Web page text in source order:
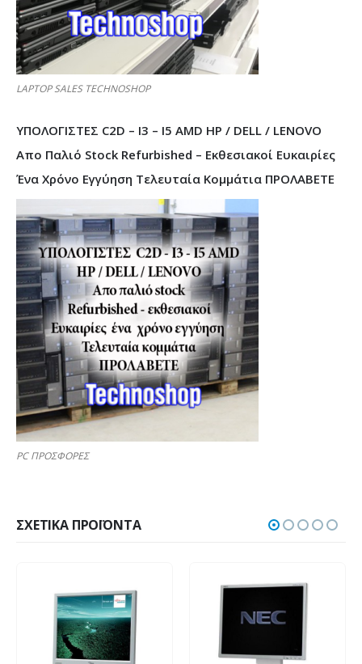
LAPTOP SALES TECHNOSHOP
ΥΠΟΛΟΓΙΣΤΕΣ C2D – I3 – I5 AMD HP / DELL / LENOVO
Απο Παλιό Stock Refurbished – Εκθεσιακοί Ευκαιρίες
Ένα Χρόνο Εγγύηση Τελευταία Κομμάτια ΠΡΟΛΑΒΕΤΕ
PC ΠΡΟΣΦΟΡΕΣ
ΣΧΕΤΙΚΆ ΠΡΟΪΌΝΤΑ